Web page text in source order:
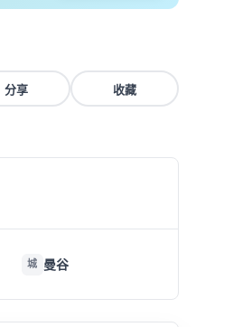
分享 收藏
城 曼谷